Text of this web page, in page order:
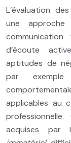
L’évaluation
une approche
d’écoute
aptitudes de
par
applicables au
acquises par